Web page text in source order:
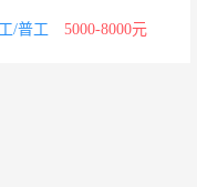
/普工 5000-8000元